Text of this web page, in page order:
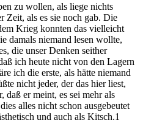
zu wollen, als liege nichts
Zeit, als es sie noch gab. Die
Krieg konnten das vielleicht
damals niemand lesen wollte,
die unser Denken seither
ich heute nicht von den Lagern
ich die erste, als hätte niemand
nicht jeder, der das hier liest,
daß er meint, es sei mehr als
alles nicht schon ausgebeutet
und auch als Kitsch.1